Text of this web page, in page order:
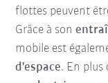
flottes peuvent
Grâce à son
mobile est
d'espace. En